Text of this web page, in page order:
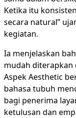
Ketika itu
secara natural”
kegiatan.
Ia menjelaskan
mudah diterapkan
Aspek Aesthetic
bahasa tubuh
bagi penerima
ketulusan dan